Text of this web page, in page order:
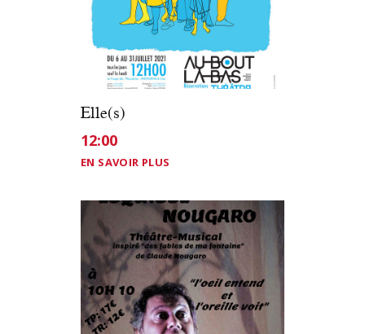
Elle(s)
12:00
EN SAVOIR PLUS